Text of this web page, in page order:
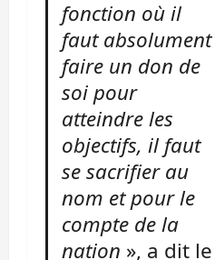
fonction où il
faut absolument
faire un don de
soi pour
atteindre les
objectifs, il faut
se sacrifier au
nom et pour le
compte de la
nation », a dit le